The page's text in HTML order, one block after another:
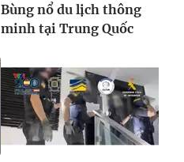
Bùng nổ du lịch thông
minh tại Trung Quốc